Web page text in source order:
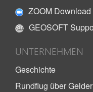
ZOOM Download
GEOSOFT
UNTERNEHMEN
Geschichte
Rundflug über